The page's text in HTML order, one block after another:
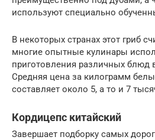
используют специально
В некоторых странах этот гриб
многие опытные кулинары
приготовления различных блюд
Средняя цена за килограмм
составляет около 5, а то и 7
Кордицепс китайский
Завершает подборку самых